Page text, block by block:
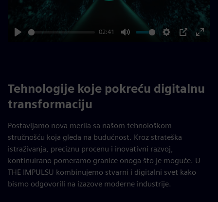
02:41
Tehnologije koje pokreću digitalnu
transformaciju
Postavljamo nova merila sa našom tehnološkom
stručnošću koja gleda na budućnost. Kroz strateška
istraživanja, preciznu procenu i inovativni razvoj,
kontinuirano pomeramo granice onoga što je moguće. U
THE IMPULSU kombinujemo stvarni i digitalni svet kako
bismo odgovorili na izazove moderne industrije.